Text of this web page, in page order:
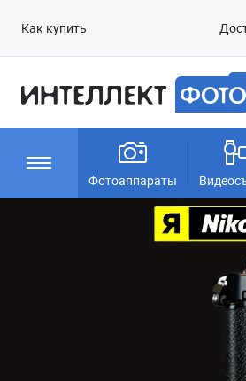
Как купить
Фотоаппараты